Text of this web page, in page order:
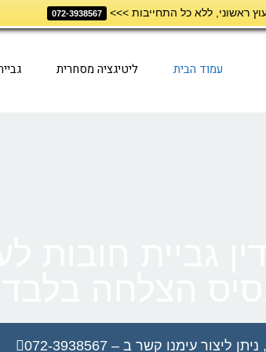
ראשוני, ללא כל התחייבות >>> 072-3938567
עמוד הבית ליטיגציה מסחרית
עימנו קשר ב – 072-3938567